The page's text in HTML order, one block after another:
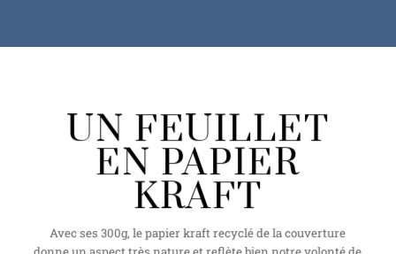
UN FEUILLET
EN PAPIER
KRAFT
Avec ses 300g, le papier kraft recyclé de la couverture